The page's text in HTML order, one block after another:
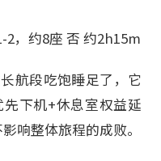
，约8座 否 约2h15m
航段吃饱睡足了，它
下机+休息室权益延
响整体旅程的成败。